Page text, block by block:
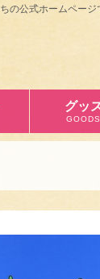
の公式ホームページ
グッ
GOODS